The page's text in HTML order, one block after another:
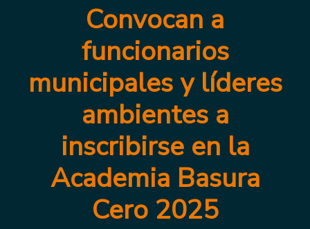
Convocan a
funcionarios
municipales y líderes
ambientes a
inscribirse en la
Academia Basura
Cero 2025